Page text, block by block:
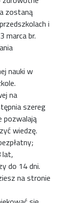
zostaną
i
marca br.
nauki w
na
szereg
pozwalają
wiedzę.
lat,
do 14 dni.
na stronie